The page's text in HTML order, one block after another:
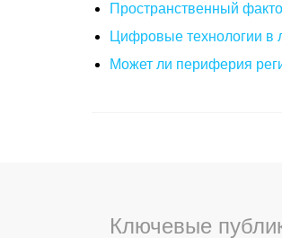
Пространственный
Цифровые технологии в
Может ли периферия
Ключевые